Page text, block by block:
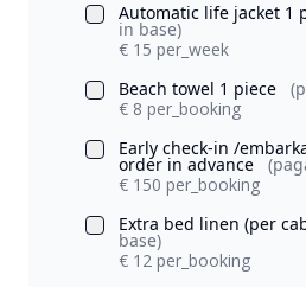
Automatic life jacket 1
in base)
€ 15 per_week
Beach towel 1 piece
€ 8 per_booking
Early check-in /
order in advance
€ 150 per_booking
Extra bed linen (per
base)
€ 12 per_booking